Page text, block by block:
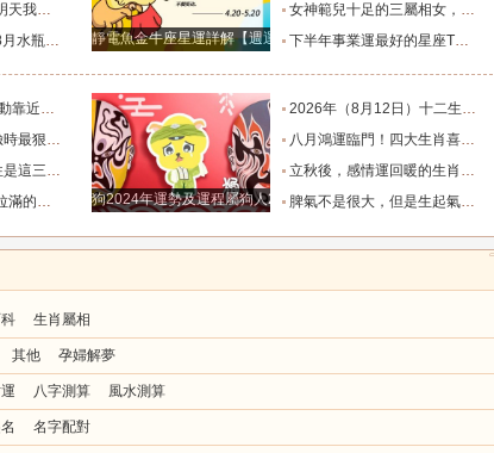
伴侶_星座_尋找
_木星_滿月
靜電魚金牛座星運詳解【週運2024年12月9日-12月15日】
女神範兒十足的三屬相女，很受異性的歡迎，人生處處招桃花！_女性_魅力_機遇
下半年事業運最好的星座TOP4_獅子座_木星_天蠍座
子座_東西_地方
_金牛座_星象_天秤座
_水瓶_協作_一個人
_合作_人脈_事業
狗2024年運勢及運程屬狗人2024運勢好嗎
2026年（8月12日）十二生肖最棒運勢播報_龍的_財富_方面
八月鴻運臨門！四大生肖喜事紮堆來襲，下半年一路順風順水到底_避雷_要點_合作
立秋後，感情運回暖的生肖TOP3_單身_放平_申金
脾氣不是很大，但是生起氣來很難哄的五大星座女_女性_情緒_給予
生肖屬相
其他 孕婦解夢
八字測算 風水測算
名字配對